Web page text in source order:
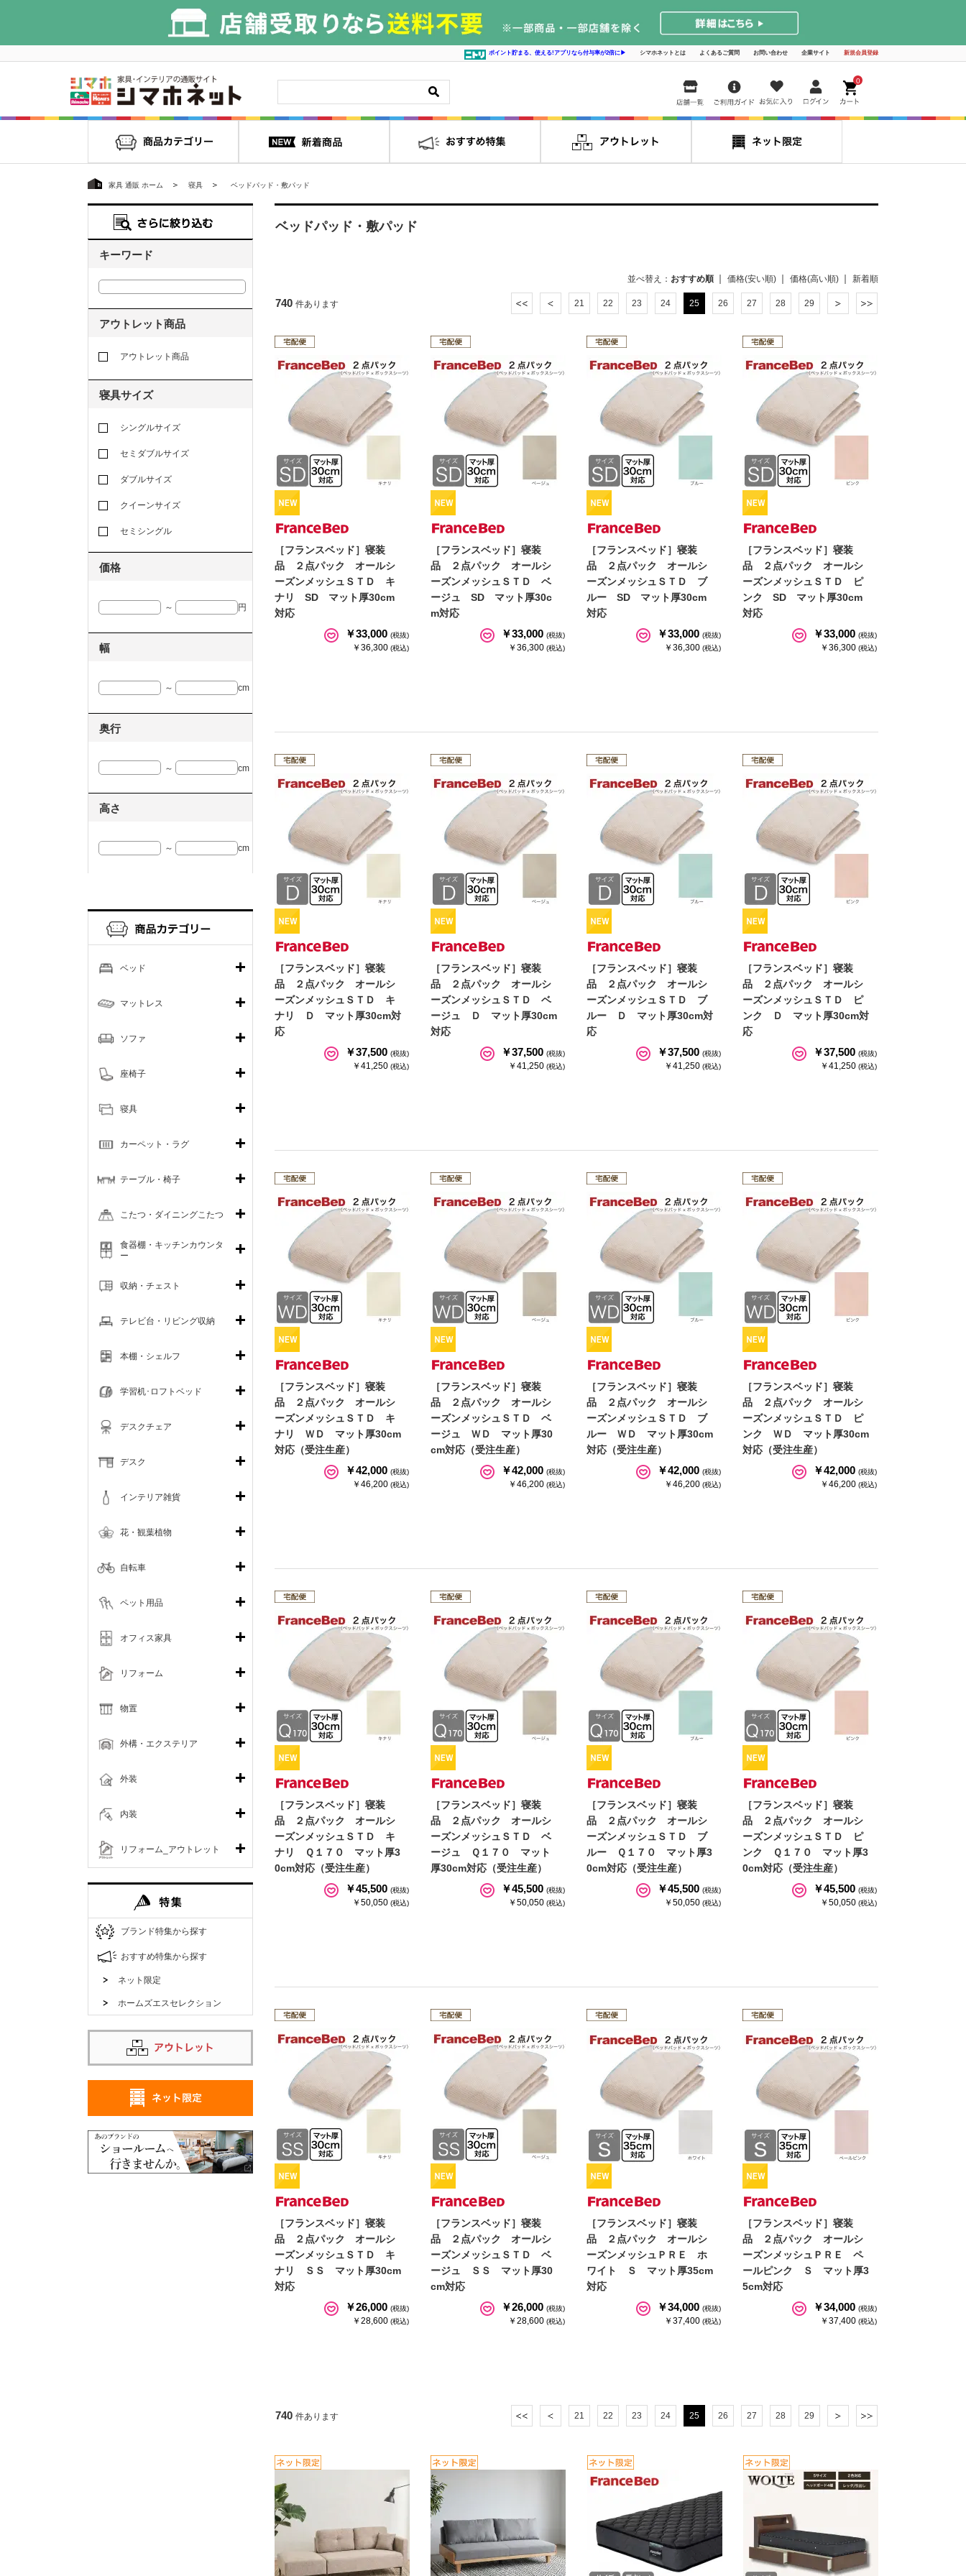
ポイント貯まる、使える!アプリなら付与率が2倍に▶ シマホネットとは よくあるご質問 お問い合わせ 企業サイト 新規会員登録
0
家具 通販 ホーム 寝具 ベッドパッド・敷パッド
ベッドパッド・敷パッド
並べ替え： おすすめ順 価格(安い順) 価格(高い順) 新着順
740 件あります 21 22 23 24 25 26 27 28 29
［フランスベッド］寝装
品 ２点パック オールシ
ーズンメッシュＳＴＤ キ
ナリ SD マット厚30cm
対応
￥33,000 (税抜)
￥36,300 (税込)
［フランスベッド］寝装
品 ２点パック オールシ
ーズンメッシュＳＴＤ ベ
ージュ SD マット厚30c
m対応
￥33,000 (税抜)
￥36,300 (税込)
［フランスベッド］寝装
品 ２点パック オールシ
ーズンメッシュＳＴＤ ブ
ルー SD マット厚30cm
対応
￥33,000 (税抜)
￥36,300 (税込)
［フランスベッド］寝装
品 ２点パック オールシ
ーズンメッシュＳＴＤ ピ
ンク SD マット厚30cm
対応
￥33,000 (税抜)
￥36,300 (税込)
［フランスベッド］寝装
品 ２点パック オールシ
ーズンメッシュＳＴＤ キ
ナリ Ｄ マット厚30cm対
応
￥37,500 (税抜)
￥41,250 (税込)
［フランスベッド］寝装
品 ２点パック オールシ
ーズンメッシュＳＴＤ ベ
ージュ Ｄ マット厚30cm
対応
￥37,500 (税抜)
￥41,250 (税込)
［フランスベッド］寝装
品 ２点パック オールシ
ーズンメッシュＳＴＤ ブ
ルー Ｄ マット厚30cm対
応
￥37,500 (税抜)
￥41,250 (税込)
［フランスベッド］寝装
品 ２点パック オールシ
ーズンメッシュＳＴＤ ピ
ンク Ｄ マット厚30cm対
応
￥37,500 (税抜)
￥41,250 (税込)
［フランスベッド］寝装
品 ２点パック オールシ
ーズンメッシュＳＴＤ キ
ナリ ＷＤ マット厚30cm
対応（受注生産）
￥42,000 (税抜)
￥46,200 (税込)
［フランスベッド］寝装
品 ２点パック オールシ
ーズンメッシュＳＴＤ ベ
ージュ ＷＤ マット厚30
cm対応（受注生産）
￥42,000 (税抜)
￥46,200 (税込)
［フランスベッド］寝装
品 ２点パック オールシ
ーズンメッシュＳＴＤ ブ
ルー ＷＤ マット厚30cm
対応（受注生産）
￥42,000 (税抜)
￥46,200 (税込)
［フランスベッド］寝装
品 ２点パック オールシ
ーズンメッシュＳＴＤ ピ
ンク ＷＤ マット厚30cm
対応（受注生産）
￥42,000 (税抜)
￥46,200 (税込)
［フランスベッド］寝装
品 ２点パック オールシ
ーズンメッシュＳＴＤ キ
ナリ Ｑ１７０ マット厚3
0cm対応（受注生産）
￥45,500 (税抜)
￥50,050 (税込)
［フランスベッド］寝装
品 ２点パック オールシ
ーズンメッシュＳＴＤ ベ
ージュ Ｑ１７０ マット
厚30cm対応（受注生産）
￥45,500 (税抜)
￥50,050 (税込)
［フランスベッド］寝装
品 ２点パック オールシ
ーズンメッシュＳＴＤ ブ
ルー Ｑ１７０ マット厚3
0cm対応（受注生産）
￥45,500 (税抜)
￥50,050 (税込)
［フランスベッド］寝装
品 ２点パック オールシ
ーズンメッシュＳＴＤ ピ
ンク Ｑ１７０ マット厚3
0cm対応（受注生産）
￥45,500 (税抜)
￥50,050 (税込)
［フランスベッド］寝装
品 ２点パック オールシ
ーズンメッシュＳＴＤ キ
ナリ ＳＳ マット厚30cm
対応
￥26,000 (税抜)
￥28,600 (税込)
［フランスベッド］寝装
品 ２点パック オールシ
ーズンメッシュＳＴＤ ベ
ージュ ＳＳ マット厚30
cm対応
￥26,000 (税抜)
￥28,600 (税込)
［フランスベッド］寝装
品 ２点パック オールシ
ーズンメッシュＰＲＥ ホ
ワイト Ｓ マット厚35cm
対応
￥34,000 (税抜)
￥37,400 (税込)
［フランスベッド］寝装
品 ２点パック オールシ
ーズンメッシュＰＲＥ ペ
ールピンク Ｓ マット厚3
5cm対応
￥34,000 (税抜)
￥37,400 (税込)
740 件あります 21 22 23 24 25 26 27 28 29
キーワード
価格
～ 円
幅
～ cm
奥行
～ cm
高さ
～ cm
アウトレット商品
アウトレット商品
寝具サイズ
シングルサイズ
セミダブルサイズ
ダブルサイズ
クイーンサイズ
セミシングル
ベッド
マットレス
ソファ
寝具
座椅子
カーペット・ラグ
テーブル・椅子
こたつ・ダイニングこたつ
食器棚・キッチンカウンタ
ー
収納・チェスト
テレビ台・リビング収納
本棚・シェルフ
学習机･ロフトベッド
デスクチェア
デスク
インテリア雑貨
花・観葉植物
自転車
ペット用品
オフィス家具
リフォーム
リフォーム_アウトレット
物置
外構・エクステリア
外装
内装
ブランド特集から探す
おすすめ特集から探す
ネット限定
ホームズエスセレクション